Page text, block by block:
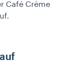
Café Crème